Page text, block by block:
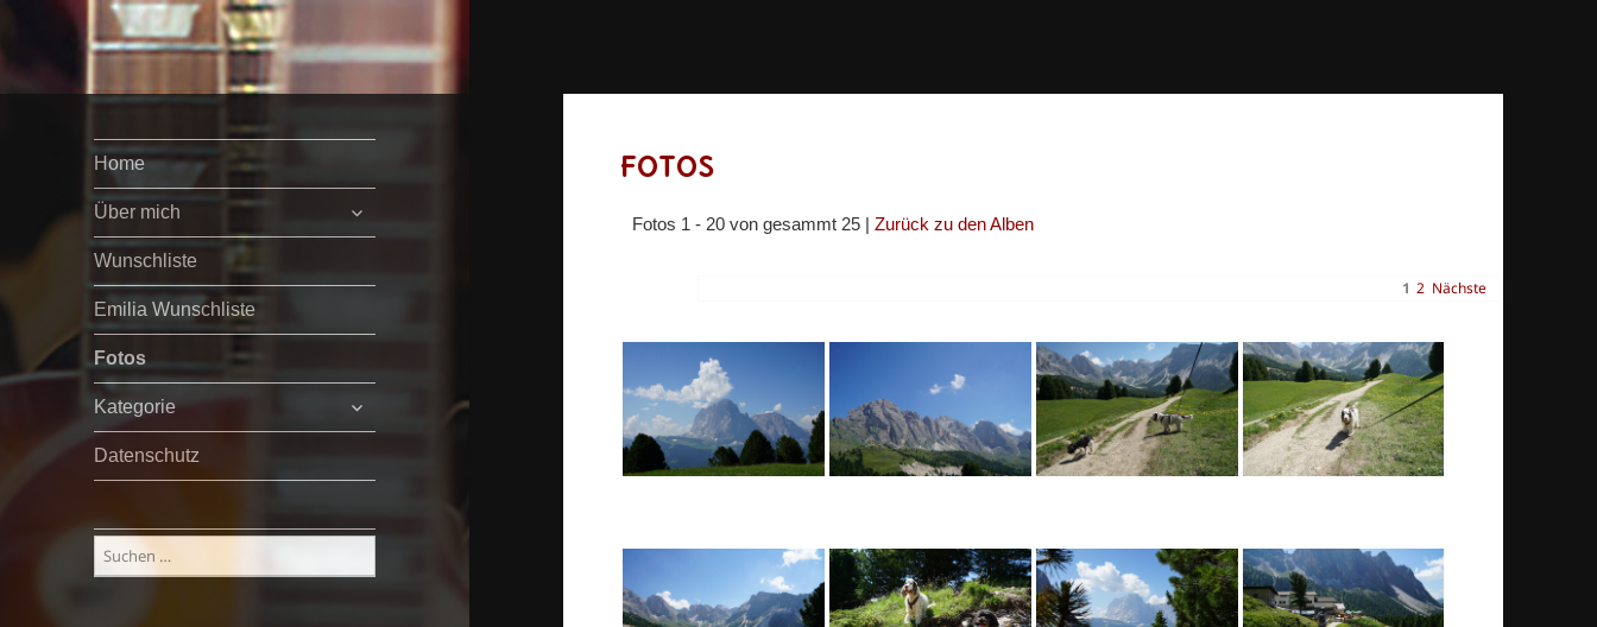
Home
Über mich
untermenü
öffnen
Wunschliste
Emilia Wunschliste
Fotos
Kategorie
untermenü
öffnen
Datenschutz
Suchen
nach:
Fotos
Fotos 1 - 20 von gesammt 25 | Zurück zu den Alben
1 2 Nächste